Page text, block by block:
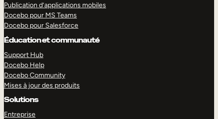
Publication d’applications mobiles
Docebo pour MS Teams
Docebo pour Salesforce
Éducation et communauté
Support Hub
Docebo Help
Docebo Community
Mises à jour des produits
Solutions
Entreprise